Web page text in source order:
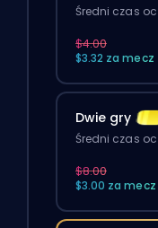
Średni czas
$4.00
$3.32 za mecz
Dwie gry
Średni czas
$8.00
$3.00 za mecz